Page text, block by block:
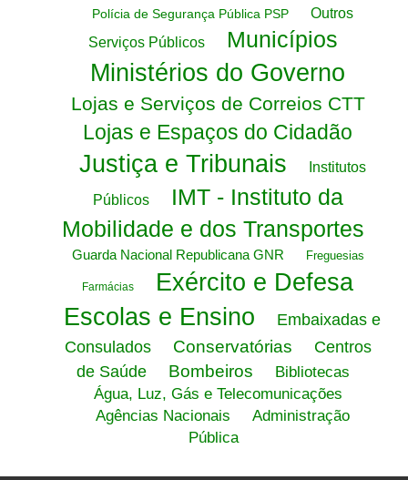
Polícia de Segurança Pública PSP
Outros
Serviços Públicos
Municípios
Ministérios do Governo
Lojas e Serviços de Correios CTT
Lojas e Espaços do Cidadão
Justiça e Tribunais Institutos
Públicos
IMT - Instituto da
Mobilidade e dos Transportes
Guarda Nacional Republicana GNR Freguesias
Farmácias
Exército e Defesa
Escolas e Ensino
Embaixadas e
Consulados
Conservatórias
Centros
de Saúde
Bombeiros
Bibliotecas
Água, Luz, Gás e Telecomunicações
Agências Nacionais
Administração
Pública